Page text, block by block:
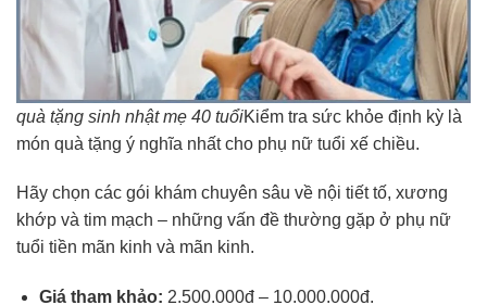
quà tặng sinh nhật mẹ 40 tuổiKiểm tra sức khỏe định kỳ là
món quà tặng ý nghĩa nhất cho phụ nữ tuổi xế chiều.
Hãy chọn các gói khám chuyên sâu về nội tiết tố, xương
khớp và tim mạch – những vấn đề thường gặp ở phụ nữ
tuổi tiền mãn kinh và mãn kinh.
Giá tham khảo: 2.500.000đ – 10.000.000đ.